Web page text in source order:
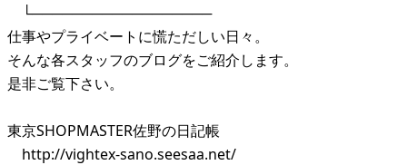
└──────────────────
仕事やプライベートに慌ただしい日々。
そんな各スタッフのブログをご紹介します。
是非ご覧下さい。
東京SHOPMASTER佐野の日記帳
http://vightex-sano.seesaa.net/